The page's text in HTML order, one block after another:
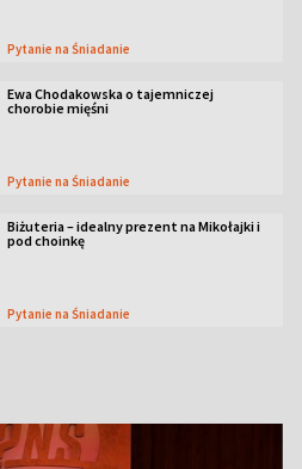
Pytanie na Śniadanie
Ewa Chodakowska o tajemniczej
chorobie mięśni
Pytanie na Śniadanie
Biżuteria – idealny prezent na Mikołajki i
pod choinkę
Pytanie na Śniadanie